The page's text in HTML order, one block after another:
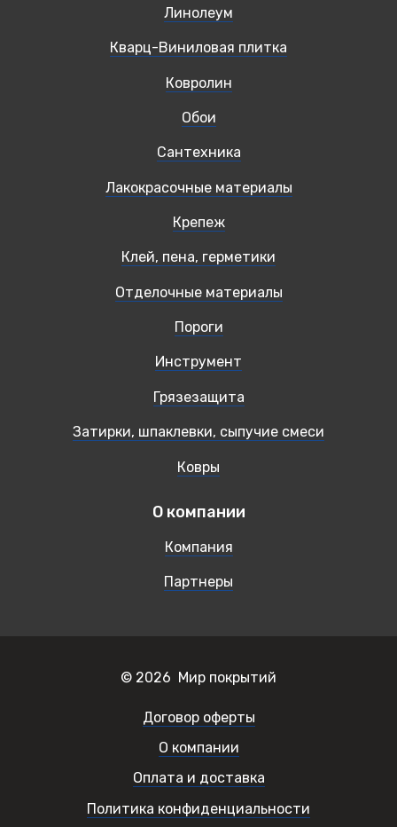
Линолеум
Кварц-Виниловая плитка
Ковролин
Обои
Сантехника
Лакокрасочные материалы
Крепеж
Клей, пена, герметики
Отделочные материалы
Пороги
Инструмент
Грязезащита
Затирки, шпаклевки, сыпучие смеси
Ковры
О компании
Компания
Партнеры
© 2026 Мир покрытий
Договор оферты
О компании
Оплата и доставка
Политика конфиденциальности